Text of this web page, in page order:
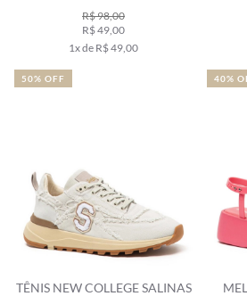
R$ 98,00
R$ 49,00
1x de R$ 49,00
TÊNIS NEW COLLEGE SALINAS
50% OFF 40%